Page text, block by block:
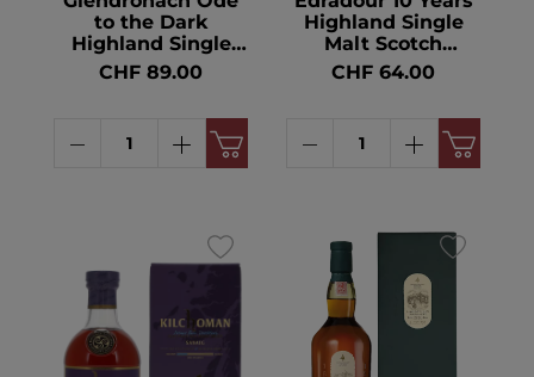
to the Dark
Highland Single
Malt Scotch
Whisky 50.8° 70cl
CHF 89.00
Highland Single
Malt Scotch
Whisky 40° 70cl
CHF 64.00